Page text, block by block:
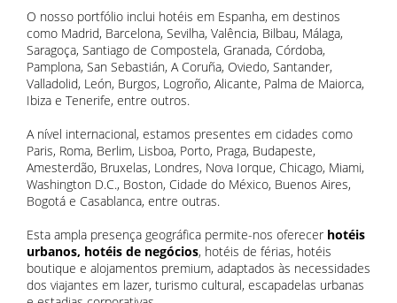
O nosso portfólio inclui hotéis em Espanha, em destinos
como Madrid, Barcelona, Sevilha, Valência, Bilbau, Málaga,
Saragoça, Santiago de Compostela, Granada, Córdoba,
Pamplona, San Sebastián, A Coruña, Oviedo, Santander,
Valladolid, León, Burgos, Logroño, Alicante, Palma de Maiorca,
Ibiza e Tenerife, entre outros.
A nível internacional, estamos presentes em cidades como
Paris, Roma, Berlim, Lisboa, Porto, Praga, Budapeste,
Amesterdão, Bruxelas, Londres, Nova Iorque, Chicago, Miami,
Washington D.C., Boston, Cidade do México, Buenos Aires,
Bogotá e Casablanca, entre outras.
Esta ampla presença geográfica permite-nos oferecer hotéis
urbanos, hotéis de negócios, hotéis de férias, hotéis
boutique e alojamentos premium, adaptados às necessidades
dos viajantes em lazer, turismo cultural, escapadelas urbanas